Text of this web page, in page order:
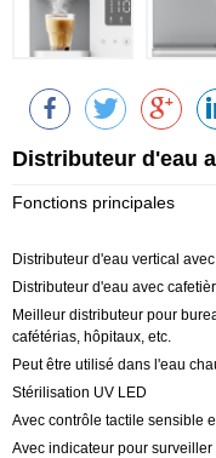
Distributeur d'eau
Fonctions principales
Distributeur d'eau vertical
Distributeur d'eau avec
Meilleur distributeur pour
cafétérias, hôpitaux, etc.
Peut être utilisé dans l'eau
Stérilisation UV LED
Avec contrôle tactile sensible
Avec indicateur pour